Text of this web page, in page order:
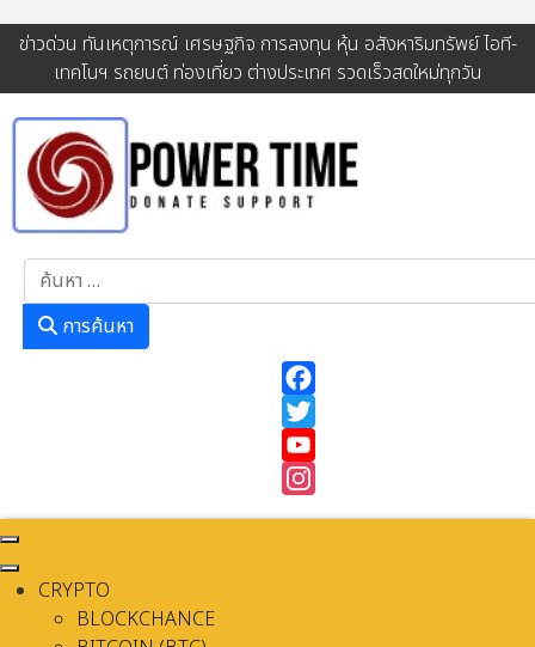
ข่าวด่วน ทันเหตุการณ์ เศรษฐกิจ การลงทุน หุ้น อสังหาริมทรัพย์ ไอที-
เทคโนฯ รถยนต์ ท่องเที่ยว ต่างประเทศ รวดเร็วสดใหม่ทุกวัน
การค้นหา
Instagram
CRYPTO
BLOCKCHANCE